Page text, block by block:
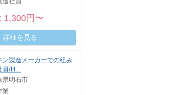
1,300円〜
詳細を見る
ン製造メーカーでの組み
/H...
県明石市
業